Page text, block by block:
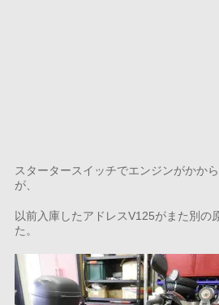
スタータースイッチでエンジンがかか
が、
以前入庫したアドレスV125がまた別の
た。